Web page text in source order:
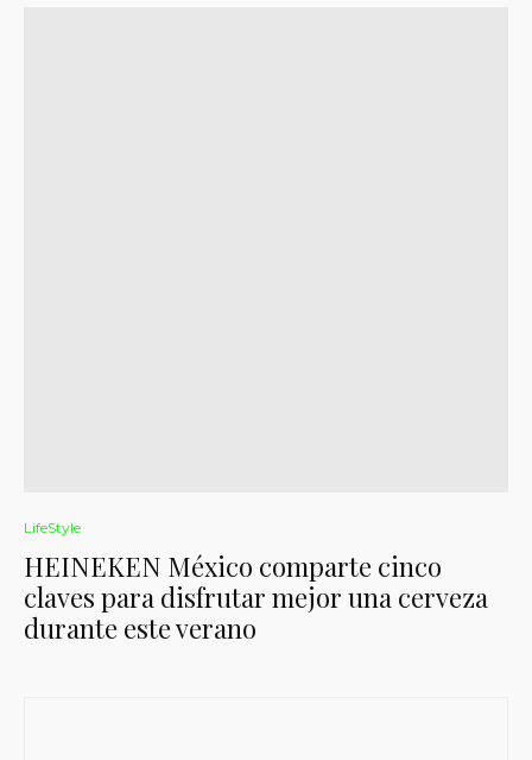
LifeStyle
HEINEKEN México comparte cinco
claves para disfrutar mejor una cerveza
durante este verano